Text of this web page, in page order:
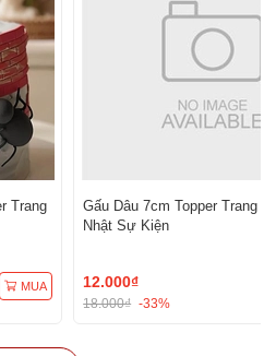
Trang
MUA
Gấu Dâu 7cm Topper Trang
Nhật Sự Kiện
12.000₫
18.000₫ -33%